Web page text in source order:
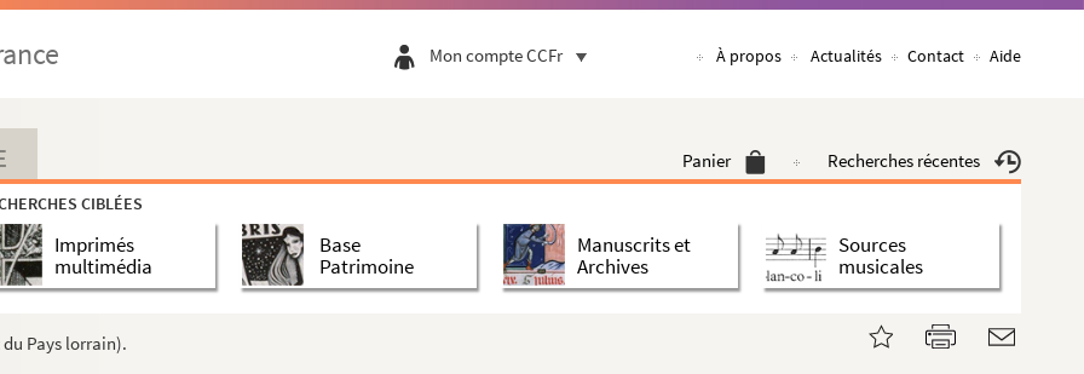
Mon compte CCFr À propos Actualités Contact Aide
Panier Recherches récentes
CIBLÉES
Imprimés
multimédia
Base
Patrimoine
Manuscrits et
Archives
Sources
musicales
du Pays lorrain).
de Toul.
Relogue, receveur des douanes à W...
(Vosges) par J.-C. Petitjean, horloger à ...